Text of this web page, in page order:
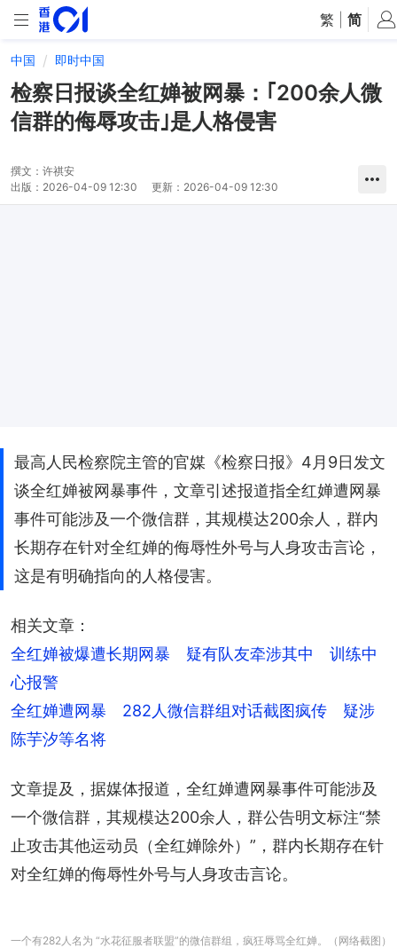
繁 简
中国 即时中国
检察日报谈全红婵被网暴：｢200余人微
信群的侮辱攻击｣是人格侵害
撰文： 许祺安
出版： 2026-04-09 12:30 更新： 2026-04-09 12:30
最高人民检察院主管的官媒《检察日报》4月9日发文
谈全红婵被网暴事件，文章引述报道指全红婵遭网暴
事件可能涉及一个微信群，其规模达200余人，群内
长期存在针对全红婵的侮辱性外号与人身攻击言论，
这是有明确指向的人格侵害。
相关文章：
全红婵被爆遭长期网暴　疑有队友牵涉其中　训练中
心报警
全红婵遭网暴　282人微信群组对话截图疯传　疑涉
陈芋汐等名将
文章提及，据媒体报道，全红婵遭网暴事件可能涉及
一个微信群，其规模达200余人，群公告明文标注“禁
止攻击其他运动员（全红婵除外）”，群内长期存在针
对全红婵的侮辱性外号与人身攻击言论。
一个有282人名为 “水花征服者联盟”的微信群组，疯狂辱骂全红婵。（网络截图）